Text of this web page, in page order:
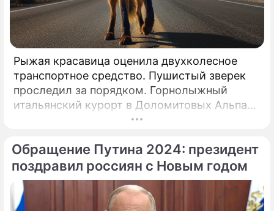
Рыжая красавица оценила двухколесное
транспортное средство. Пушистый зверек
проследил за порядком. Горнолыжный
итальянский курорт в Доломитовых Альпах
оказался под чутким контролем
Обращение Путина 2024: президент
поздравил россиян с Новым годом